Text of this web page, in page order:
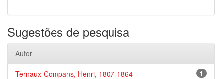
Sugestões de pesquisa
Autor
1
Ternaux-Compans, Henri, 1807-1864